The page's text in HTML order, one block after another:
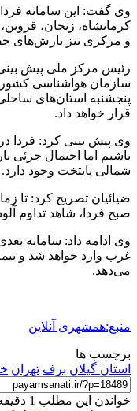
وی گفت: این سامانه
کرمانشاه، زنجان،
و مرکزی نیز بارش‌های
رئیس مرکز ملی پیش
سازمان هواشناسی کشور
پنجشنبه استان‌های
قرار خواهد داد.
وی پیش بینی کرد: فردا
باشیم اما احتمال جزئی
شمالی پایتخت وجود دارد.
ضیائیان تصریح کرد: تا
صبح فردا، شاهد تداوم
غرب وارد خواهد شد و
می‌دهد.
منبع:همشهری آنلاین
برچسب ها
استان گیلان برف تهران
خواندن این مطلب 1 دقیقه زمان میبرد